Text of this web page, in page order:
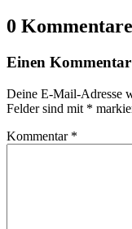
0 Kommentare
Einen
Deine E-Mail-Adresse
Felder sind mit *
Kommentar *